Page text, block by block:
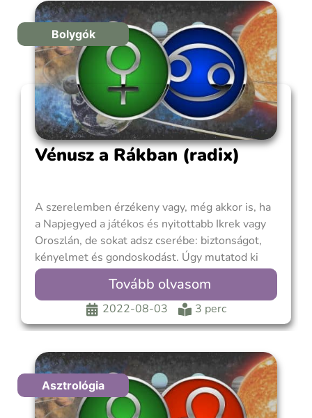
Bolygók
Vénusz a Rákban (radix)
A szerelemben érzékeny vagy, még akkor is, ha
a Napjegyed a játékos és nyitottabb Ikrek vagy
Oroszlán, de sokat adsz cserébe: biztonságot,
kényelmet és gondoskodást. Úgy mutatod ki
szeretetedet, hogy törődsz a másikkal. Inkább az
érzéseire figyelsz, mint a szavaira, és
meglehetősen figyelmes vagy. Biztonságos,
szilárd kapcsolatot szeretnél. Kissé szeszélyes
Tovább olvasom
2022-08-03 3 perc
Asztrológia